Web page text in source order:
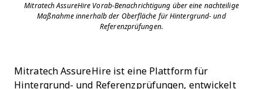
Mitratech AssureHire Vorab-Benachrichtigung über eine nachteilige
Maßnahme innerhalb der Oberfläche für Hintergrund- und
Referenzprüfungen.
Mitratech AssureHire ist eine Plattform für
Hintergrund- und Referenzprüfungen, entwickelt